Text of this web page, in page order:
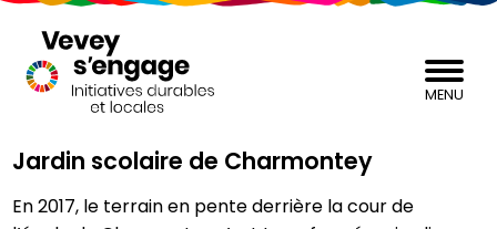
MENU
Jardin scolaire de Charmontey
En 2017, le terrain en pente derrière la cour de